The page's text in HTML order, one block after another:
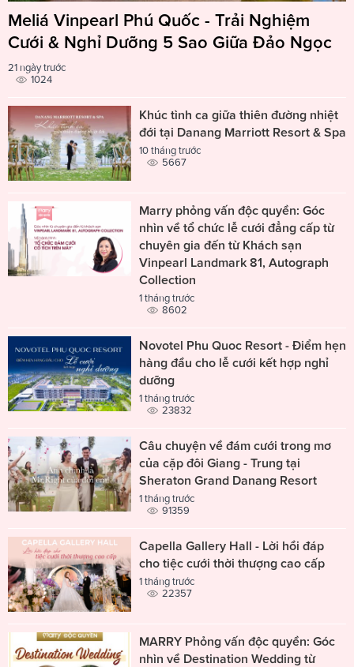
Meliá Vinpearl Phú Quốc - Trải Nghiệm
Cưới & Nghỉ Dưỡng 5 Sao Giữa Đảo Ngọc
21 ngày trước
1024
Khúc tình ca giữa thiên đường nhiệt
đới tại Danang Marriott Resort & Spa
10 tháng trước
5667
Marry phỏng vấn độc quyền: Góc
nhìn về tổ chức lễ cưới đẳng cấp từ
chuyên gia đến từ Khách sạn
Vinpearl Landmark 81, Autograph
Collection
1 tháng trước
8602
Novotel Phu Quoc Resort - Điểm hẹn
hàng đầu cho lễ cưới kết hợp nghỉ
dưỡng
1 tháng trước
23832
Câu chuyện về đám cưới trong mơ
của cặp đôi Giang - Trung tại
Sheraton Grand Danang Resort
1 tháng trước
91359
Capella Gallery Hall - Lời hồi đáp
cho tiệc cưới thời thượng cao cấp
1 tháng trước
22357
MARRY Phỏng vấn độc quyền: Góc
nhìn về Destination Wedding từ